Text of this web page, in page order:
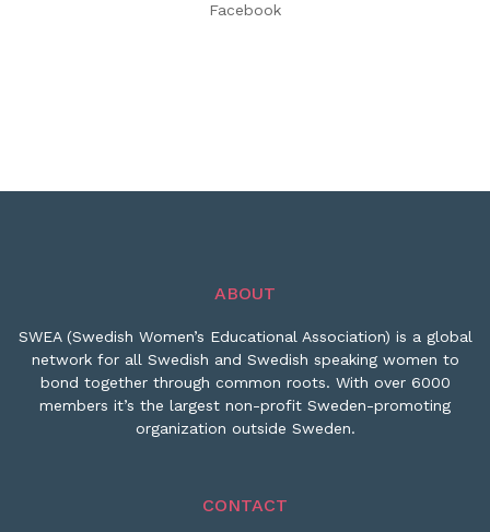
Facebook
ABOUT
SWEA (Swedish Women’s Educational Association) is a global
network for all Swedish and Swedish speaking women to
bond together through common roots. With over 6000
members it’s the largest non-profit Sweden-promoting
organization outside Sweden.
CONTACT